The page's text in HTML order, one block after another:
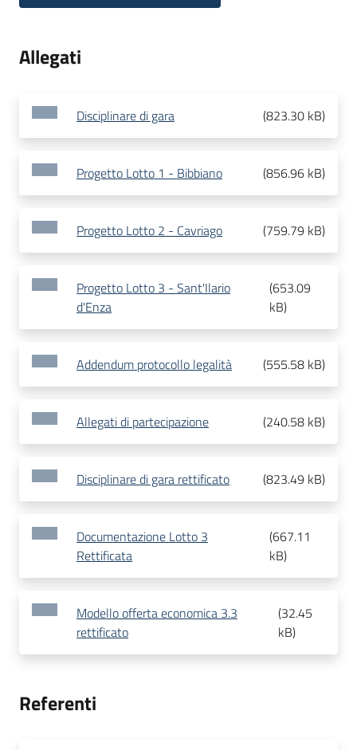
Allegati
Disciplinare di gara (823.30 kB)
Progetto Lotto 1 - Bibbiano (856.96 kB)
Progetto Lotto 2 - Cavriago (759.79 kB)
Progetto Lotto 3 - Sant'Ilario
d'Enza
(653.09
kB)
Addendum protocollo legalità (555.58 kB)
Allegati di partecipazione (240.58 kB)
Disciplinare di gara rettificato (823.49 kB)
Documentazione Lotto 3
Rettificata
(667.11
kB)
Modello offerta economica 3.3
rettificato
(32.45
kB)
Referenti